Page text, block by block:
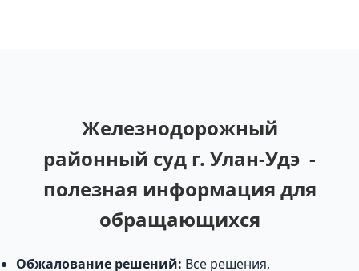
Железнодорожный
районный суд г. Улан-Удэ -
полезная информация для
обращающихся
Обжалование решений: Все решения,